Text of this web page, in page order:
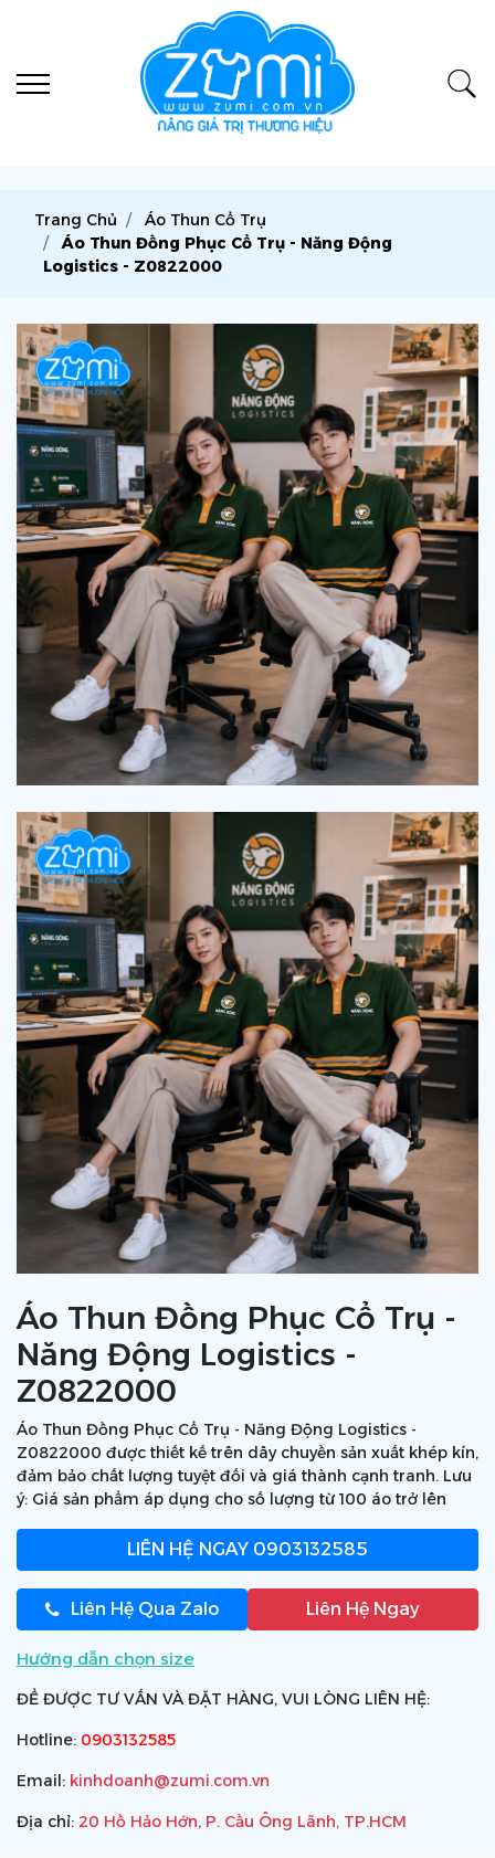
Trang Chủ
Áo Thun Cổ Trụ
Áo Thun Đồng Phục Cổ Trụ - Năng Động
Logistics - Z0822000
Áo Thun Đồng Phục Cổ Trụ -
Năng Động Logistics -
Z0822000
Áo Thun Đồng Phục Cổ Trụ - Năng Động Logistics -
Z0822000 được thiết kế trên dây chuyền sản xuất khép kín,
đảm bảo chất lượng tuyệt đối và giá thành cạnh tranh. Lưu
ý: Giá sản phẩm áp dụng cho số lượng từ 100 áo trở lên
LIÊN HỆ NGAY 0903132585
Liên Hệ Qua Zalo Liên Hệ Ngay
Hướng dẫn chọn size
ĐỂ ĐƯỢC TƯ VẤN VÀ ĐẶT HÀNG, VUI LÒNG LIÊN HỆ:
Hotline: 0903132585
Email: kinhdoanh@zumi.com.vn
Địa chỉ: 20 Hồ Hảo Hớn, P. Cầu Ông Lãnh, TP.HCM